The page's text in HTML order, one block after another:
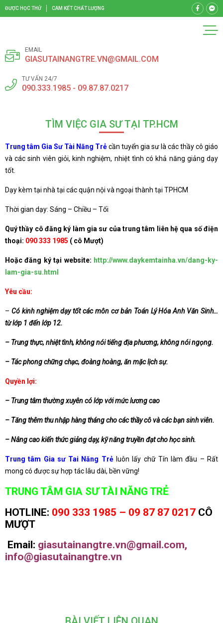
ĐƯỢC HỌC THỬ CAM KẾT CHẤT LƯỢNG
EMAIL
GIASUTAINANGTRE.VN@GMAIL.COM
TƯ VẤN 24/7
090.333.1985 - 09.87.87.0217
TÌM VIỆC GIA SƯ TẠI TP.HCM
Trung tâm Gia Sư Tài Năng Trẻcần tuyển gia sư là các thầy cô giáo
và các sinh viên giỏi, kinh nghiệm, nhiệt tình có khả năng giảng dạy
tốt.
Dạy kèm tại nhà tại các quận nội và ngoại thành tại TPHCM
Thời gian dạy: Sáng – Chiều – Tối
Quý thầy cô đăng ký làm gia sư của trung tâm liên hệ qua số điện
thoại: 090 333 1985 ( cô Mượt)
Hoặc đăng ký tại website: http://www.daykemtainha.vn/dang-ky-
lam-gia-su.html
Yêu cầu:
– Có kinh nghiệm dạy tốt các môn cơ bản Toán Lý Hóa Anh Văn Sinh…
từ lớp 1 đến lớp 12.
– Trung thực, nhiệt tình, không nói tiếng địa phương, không nói ngọng.
– Tác phong chững chạc, đoàng hoàng, ăn mặc lịch sự.
Quyền lợi:
– Trung tâm thường xuyên có lớp với mức lương cao
– Tăng thêm thu nhập hàng tháng cho các thầy cô và các bạn sinh viên.
– Nâng cao kiến thức giảng dạy, kỹ năng truyền đạt cho học sinh.
Trung tâm Gia sư Tai Năng Trẻluôn lấy chữ Tín làm đầu – Rất
mong có được sự hợp tác lâu dài, bền vững!​
TRUNG TÂM GIA SƯ TÀI NĂNG TRẺ
HOTLINE: 090 333 1985 – 09 87 87 0217 CÔ
MƯỢT
Email: giasutainangtre.vn@gmail.com,
info@giasutainangtre.vn